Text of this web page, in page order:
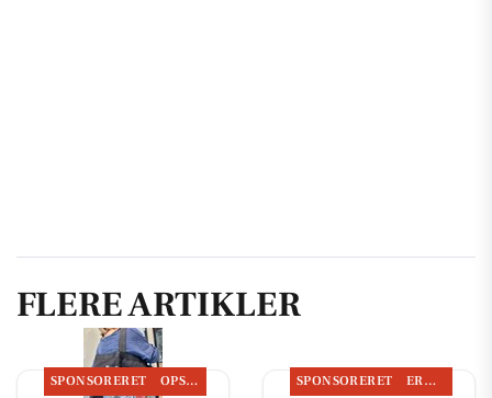
FLERE ARTIKLER
SPONSORERET OPSLAGSTAVLEN SPONSORERET ERHVERV